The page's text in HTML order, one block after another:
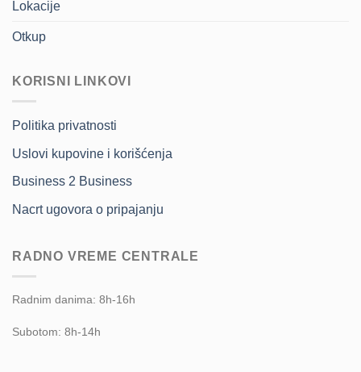
Lokacije
Otkup
KORISNI LINKOVI
Politika privatnosti
Uslovi kupovine i korišćenja
Business 2 Business
Nacrt ugovora o pripajanju
RADNO VREME CENTRALE
Radnim danima: 8h-16h
Subotom: 8h-14h